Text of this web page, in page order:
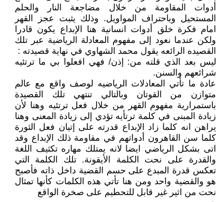
أدوات المقاومة من خلال مضاجعة النار والحلم
المستحيل وباحتراف المواويل. وذلك يثبت عجز القهر
امام فكرة خلق أدوات انسانية هنا الإبداع يكون قادرا
ولكن عندما نعود إلى مفهوم المعادلة الرياضية عبر تلك
القصيده الرائعه ‏يقول محمد الشهاوي في نهاية قصيدته :
ليس بعد الذي قلته من: إذن/ فهي افعلوا بي ما ترتئيه
شرائعهم والسنن.
عادة ما تأتي المعادلات الرياضيه لوصف واقع مع عالم
متوازن من القوتان وبالتالي تنتهي تلك القصيدة
باستمرارية مفهوم القهر من خلال فعل ترتئيه وهنا لأن
زيادة المبنى في كلمة ترتأيه تؤدي إلى زيادة المعنى وهنا
يراهن انه كلما زاد الإبداع قدرته على إتيان فعل الثورة
كلما سن القاهرون أدواتهم في مقاومة ذلك الإبداع وقد
اتى بشكل الرياضي ايضا لانه يمتلك مهاره تكثيف اللغة
والقدرة على نحت الكلمة الأيقونة. تلك الكلمة التي
تعكس قدرة المبدع على حسم القضية داخل ذاته فأصبح
هو والقضية واحد ومن هنا تأتي هذه الكلمات كأنها تمثال
نحت من اثير غير قابل للتحطيم على صخرة الواقع